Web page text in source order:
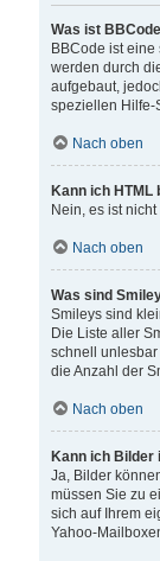
Was ist
BBCode ist
werden durch
aufgebaut,
speziellen Hilfe-
Nach oben
Kann ich HTML
Nein, es ist
Nach oben
Was sind
Smileys sind
Die Liste aller
schnell
die Anzahl der
Nach oben
Kann ich Bilder
Ja, Bilder
müssen Sie zu
sich auf Ihrem
Yahoo-